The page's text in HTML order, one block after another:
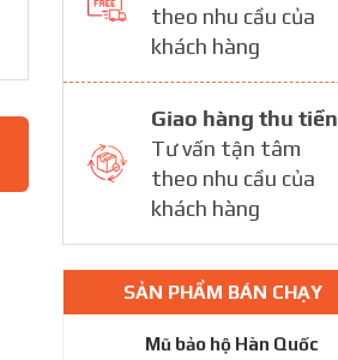
theo nhu cầu của
khách hàng
Giao hàng thu tiền
Tư vấn tận tâm
theo nhu cầu của
khách hàng
SẢN PHẨM BÁN CHẠY
Mũ bảo hộ Hàn Quốc